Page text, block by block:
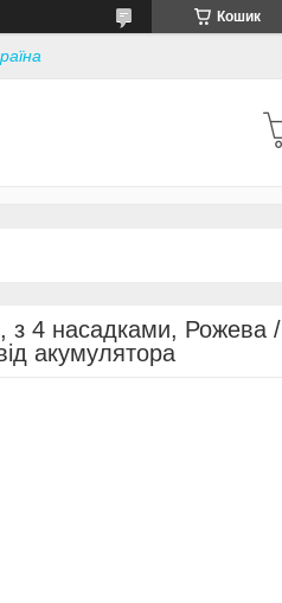
Кошик
з 4 насадками, Рожева /
акумулятора